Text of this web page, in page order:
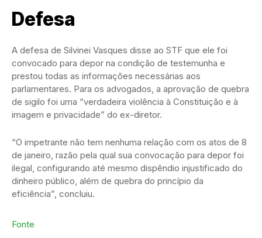
Defesa
A defesa de Silvinei Vasques disse ao STF que ele foi
convocado para depor na condição de testemunha e
prestou todas as informações necessárias aos
parlamentares. Para os advogados, a aprovação de quebra
de sigilo foi uma “verdadeira violência à Constituição e à
imagem e privacidade” do ex-diretor.
“O impetrante não tem nenhuma relação com os atos de 8
de janeiro, razão pela qual sua convocação para depor foi
ilegal, configurando até mesmo dispêndio injustificado do
dinheiro público, além de quebra do princípio da
eficiência”, concluiu.
Fonte